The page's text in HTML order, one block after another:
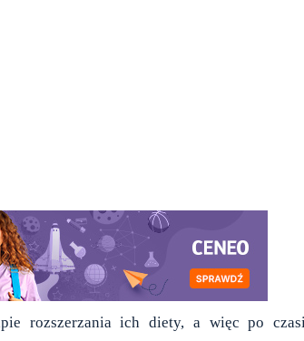
rozszerzania ich diety, a więc po